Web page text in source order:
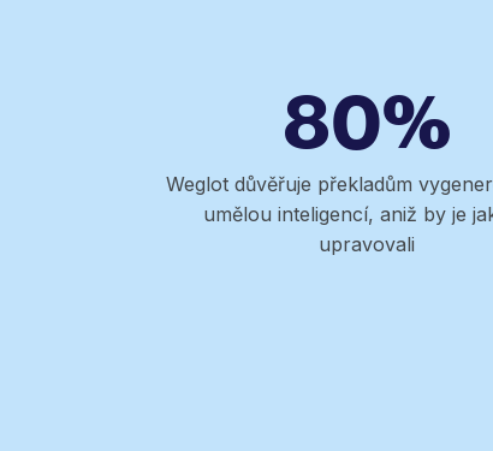
80%
Weglot důvěřuje překladům
umělou inteligencí, aniž by je
upravovali